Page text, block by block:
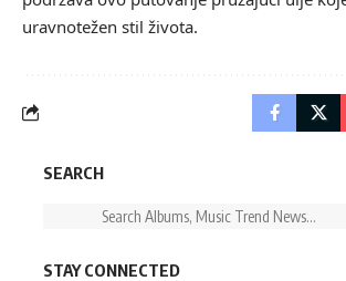
uravnotežen stil života.
SEARCH
STAY CONNECTED